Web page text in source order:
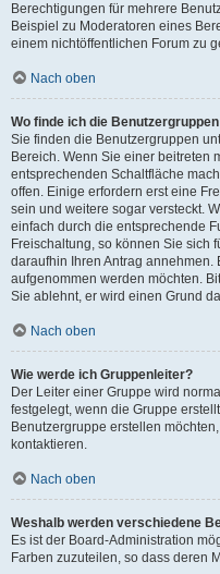
Berechtigungen für mehrere
Beispiel zu Moderatoren eines
einem nichtöffentlichen Forum zu
Nach oben
Wo finde ich die
Sie finden die Benutzergruppen
Bereich. Wenn Sie einer beitreten
entsprechenden Schaltfläche
offen. Einige erfordern erst eine
sein und weitere sogar versteckt.
einfach durch die entsprechende
Freischaltung, so können Sie sich
daraufhin Ihren Antrag annehmen.
aufgenommen werden möchten.
Sie ablehnt, er wird einen Grund
Nach oben
Wie werde ich Gruppenleiter?
Der Leiter einer Gruppe wird
festgelegt, wenn die Gruppe
Benutzergruppe erstellen
kontaktieren.
Nach oben
Weshalb werden verschiedene
Es ist der Board-Administration
Farben zuzuteilen, so dass deren